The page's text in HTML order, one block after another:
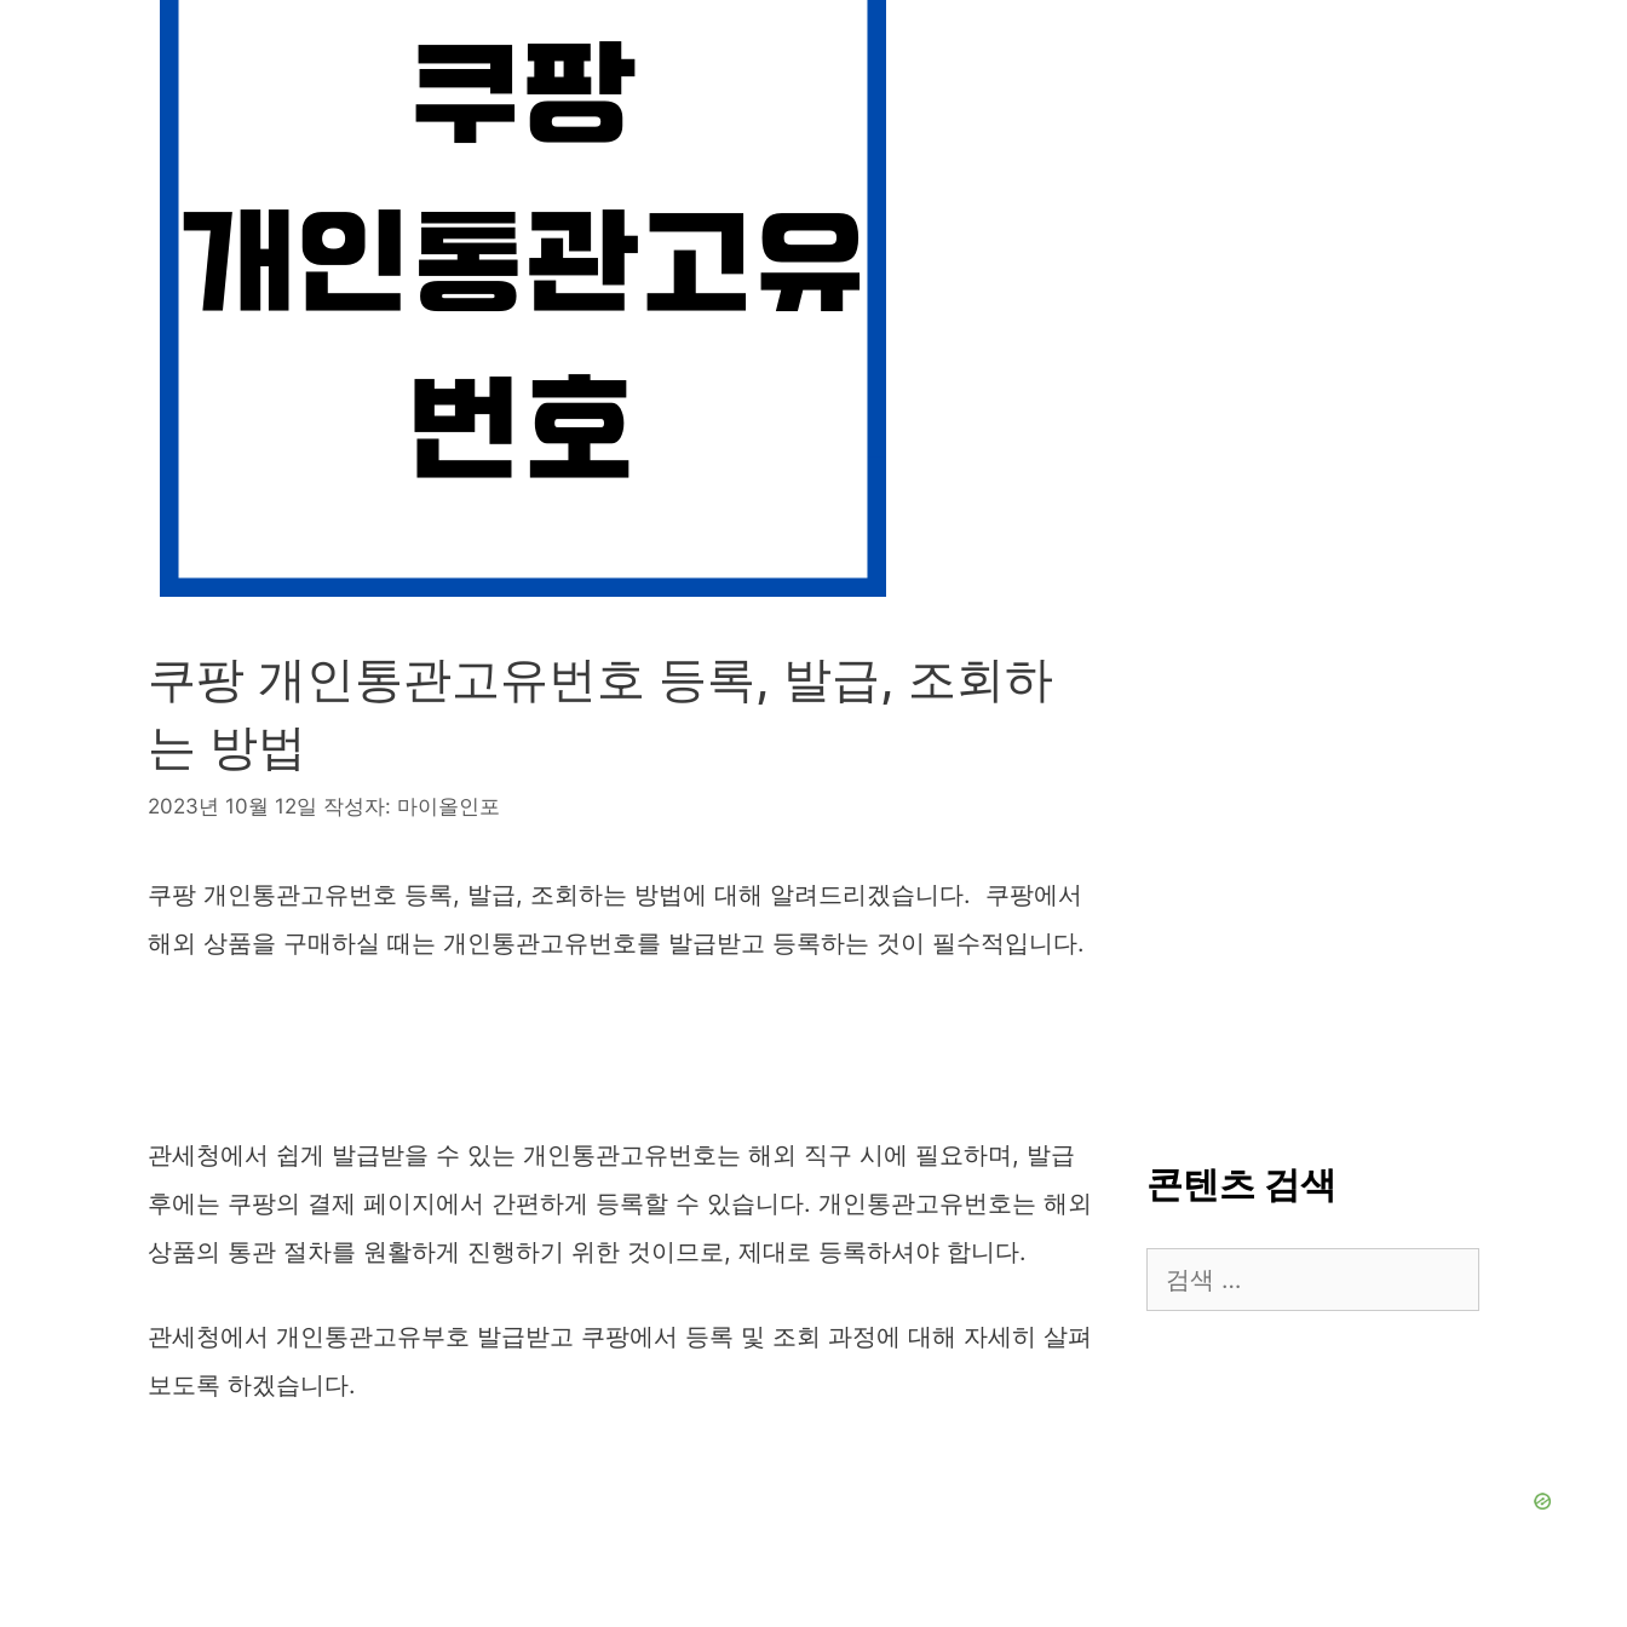
쿠팡 개인통관고유번호 등록, 발급, 조회하
는 방법
2023년 10월 12일 작성자: 마이올인포
쿠팡 개인통관고유번호 등록, 발급, 조회하는 방법에 대해 알려드리겠습니다. 쿠팡에서
해외 상품을 구매하실 때는 개인통관고유번호를 발급받고 등록하는 것이 필수적입니다.
관세청에서 쉽게 발급받을 수 있는 개인통관고유번호는 해외 직구 시에 필요하며, 발급
후에는 쿠팡의 결제 페이지에서 간편하게 등록할 수 있습니다. 개인통관고유번호는 해외
상품의 통관 절차를 원활하게 진행하기 위한 것이므로, 제대로 등록하셔야 합니다.
관세청에서 개인통관고유부호 발급받고 쿠팡에서 등록 및 조회 과정에 대해 자세히 살펴
보도록 하겠습니다.
콘텐츠 검색
색: